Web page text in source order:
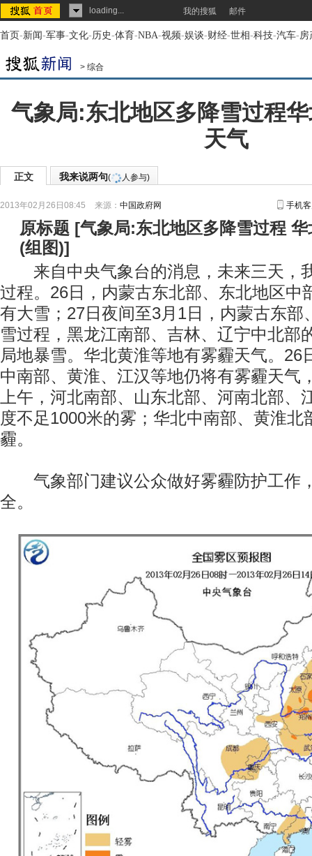
loading... 我的搜狐 邮件
首页-新闻-军事-文化-历史-体育-NBA-视频-娱谈-财经-世相-科技-汽车-房
> 综合
气象局:东北地区多降雪过程
天气
正文 我来说两句( 人参与)
2013年02月26日08:45 来源： 中国政府网 手机
原标题 [气象局:东北地区多降雪过程
(组图)]
来自中央气象台的消息，未来三天，
过程。26日，内蒙古东北部、东北地区中
有大雪；27日夜间至3月1日，内蒙古东部
雪过程，黑龙江南部、吉林、辽宁中北部
局地暴雪。华北黄淮等地有雾霾天气。26
中南部、黄淮、江汉等地仍将有雾霾天气
上午，河北南部、山东北部、河南北部、
度不足1000米的雾；华北中南部、黄淮北
霾。
气象部门建议公众做好雾霾防护工作
全。